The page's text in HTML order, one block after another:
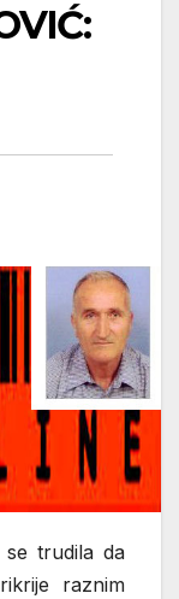
se trudila da
raznim